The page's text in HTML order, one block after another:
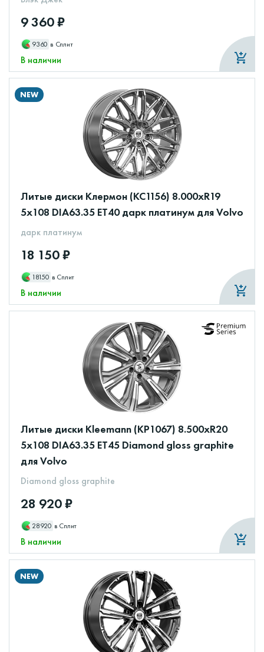
9 360 ₽
9360 в Сплит
В наличии
NEW
Литые диски Клермон (КС1156) 8.000xR19
5x108 DIA63.35 ET40 дарк платинум для Volvo
дарк платинум
18 150 ₽
18150 в Сплит
В наличии
Литые диски Kleemann (КР1067) 8.500xR20
5x108 DIA63.35 ET45 Diamond gloss graphite
для Volvo
Diamond gloss graphite
28 920 ₽
28920 в Сплит
В наличии
NEW